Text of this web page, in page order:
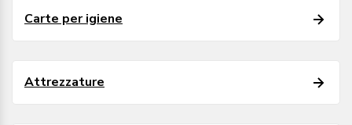
Carte per igiene
Attrezzature